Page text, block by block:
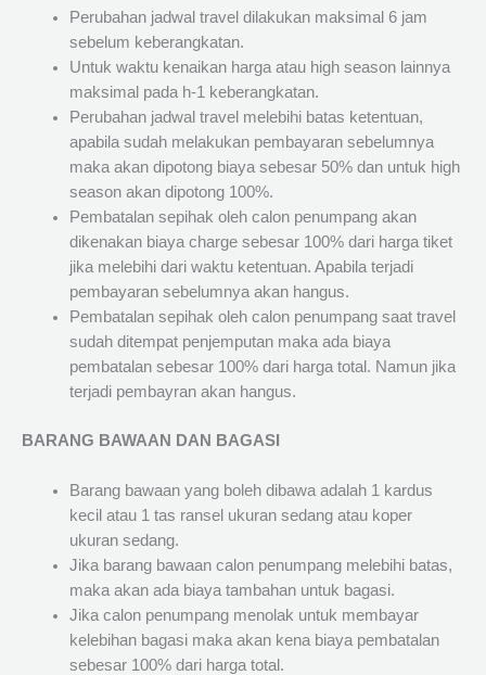
Perubahan jadwal travel dilakukan maksimal 6 jam
sebelum keberangkatan.
Untuk waktu kenaikan harga atau high season lainnya
maksimal pada h-1 keberangkatan.
Perubahan jadwal travel melebihi batas ketentuan,
apabila sudah melakukan pembayaran sebelumnya
maka akan dipotong biaya sebesar 50% dan untuk high
season akan dipotong 100%.
Pembatalan sepihak oleh calon penumpang akan
dikenakan biaya charge sebesar 100% dari harga tiket
jika melebihi dari waktu ketentuan. Apabila terjadi
pembayaran sebelumnya akan hangus.
Pembatalan sepihak oleh calon penumpang saat travel
sudah ditempat penjemputan maka ada biaya
pembatalan sebesar 100% dari harga total. Namun jika
terjadi pembayran akan hangus.
BARANG BAWAAN DAN BAGASI
Barang bawaan yang boleh dibawa adalah 1 kardus
kecil atau 1 tas ransel ukuran sedang atau koper
ukuran sedang.
Jika barang bawaan calon penumpang melebihi batas,
maka akan ada biaya tambahan untuk bagasi.
Jika calon penumpang menolak untuk membayar
kelebihan bagasi maka akan kena biaya pembatalan
sebesar 100% dari harga total.